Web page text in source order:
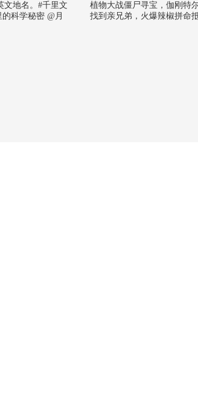
文地名。#千里文
科学秘密 @月
植物大战僵尸寻宝，伽刚特
找到亲兄弟，火爆辣椒拼命